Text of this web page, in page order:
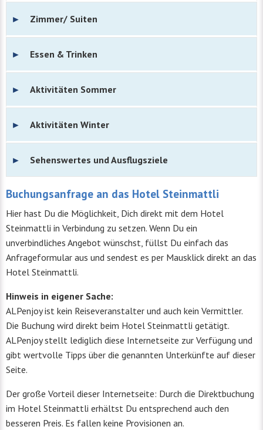
Zimmer/ Suiten
Essen & Trinken
Aktivitäten Sommer
Aktivitäten Winter
Sehenswertes und Ausflugsziele
Buchungsanfrage an das Hotel Steinmattli
Hier hast Du die Möglichkeit, Dich direkt mit dem Hotel
Steinmattli in Verbindung zu setzen. Wenn Du ein
unverbindliches Angebot wünschst, füllst Du einfach das
Anfrageformular aus und sendest es per Mausklick direkt an das
Hotel Steinmattli.
Hinweis in eigener Sache:
ALPenjoy ist kein Reiseveranstalter und auch kein Vermittler.
Die Buchung wird direkt beim Hotel Steinmattli getätigt.
ALPenjoy stellt lediglich diese Internetseite zur Verfügung und
gibt wertvolle Tipps über die genannten Unterkünfte auf dieser
Seite.
Der große Vorteil dieser Internetseite: Durch die Direktbuchung
im Hotel Steinmattli erhältst Du entsprechend auch den
besseren Preis. Es fallen keine Provisionen an.